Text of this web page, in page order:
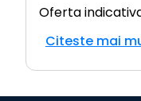
Oferta
Citeste mai